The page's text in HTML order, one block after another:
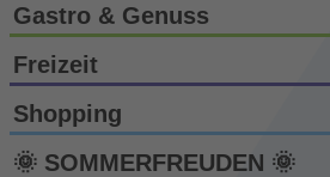
Gastro & Genuss
Freizeit
Shopping
🌞 SOMMERFREUDEN 🌞